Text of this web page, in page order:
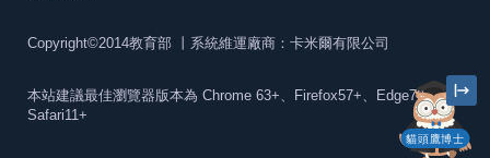
貓頭鷹博士
Copyright©2014教育部 丨系統維運廠商：卡米爾有限公司
本站建議最佳瀏覽器版本為 Chrome 63+、Firefox57+、Edge79+及
Safari11+